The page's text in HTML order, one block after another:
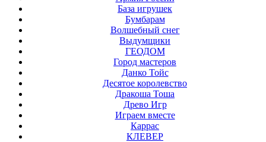
База игрушек
Бумбарам
Волшебный снег
Выдумщики
ГЕОДОМ
Город мастеров
Данко Тойс
Десятое королевство
Дракоша Тоша
Древо Игр
Играем вместе
Каррас
КЛЕВЕР